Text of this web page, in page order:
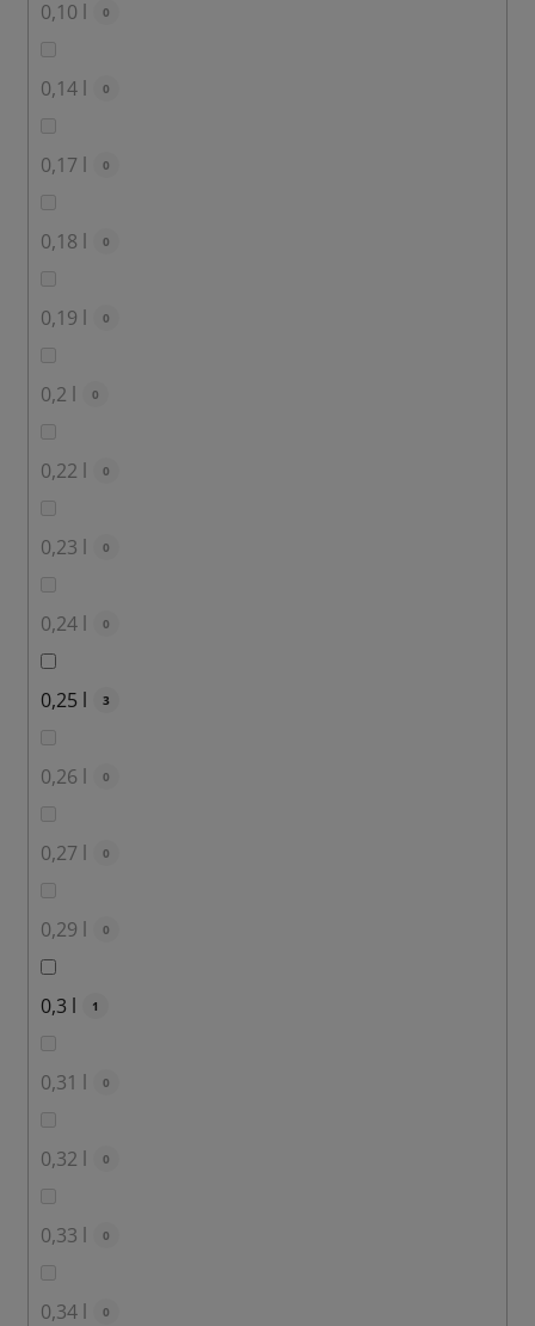
0,10 l 0
0,14 l 0
0,17 l 0
0,18 l 0
0,19 l 0
0,2 l 0
0,22 l 0
0,23 l 0
0,24 l 0
0,25 l 3
0,26 l 0
0,27 l 0
0,29 l 0
0,3 l 1
0,31 l 0
0,32 l 0
0,33 l 0
0,34 l 0